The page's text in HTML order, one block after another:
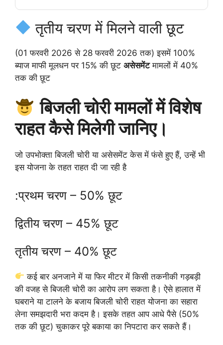
तृतीय चरण में मिलने वाली छूट
(01 फरवरी 2026 से 28 फरवरी 2026 तक) इसमें 100%
ब्याज माफी मूलधन पर 15% की छूट असेसमेंटमामलों में 40%
तक की छूट
बिजली चोरी मामलों में विशेष
राहत कैसे मिलेगी जानिए।
जो उपभोक्ता बिजली चोरी या असेसमेंट केस में फंसे हुए हैं, उन्हें भी
इस योजना के तहत राहत दी जा रही है
:प्रथम चरण – 50% छूट
द्वितीय चरण – 45% छूट
तृतीय चरण – 40% छूट
कई बार अनजाने में या फिर मीटर में किसी तकनीकी गड़बड़ी
की वजह से बिजली चोरी का आरोप लग सकता है। ऐसे हालात में
घबराने या टालने के बजाय बिजली चोरी राहत योजना का सहारा
लेना समझदारी भरा कदम है। इसके तहत आप आधे पैसे (50%
तक की छूट) चुकाकर पूरे बकाया का निपटारा कर सकते हैं।